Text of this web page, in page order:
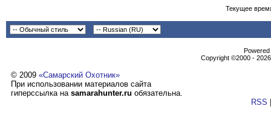
Текущее
Copyright ©2000 -
© 2009 «Самарский Охотник»
При использовании материалов сайта
гиперссылка на samarahunter.ru обязательна.
RSS